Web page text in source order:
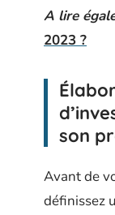
A lire
2023 ?
son
Avant de
définissez